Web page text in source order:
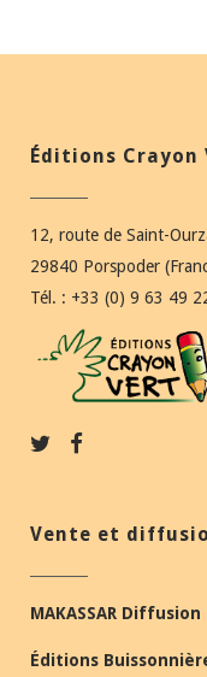
Éditions Crayon
12, route de Saint-
29840 Porspoder
Tél. : +33 (0) 9 63 49
Vente et
MAKASSAR Diffusion
Éditions